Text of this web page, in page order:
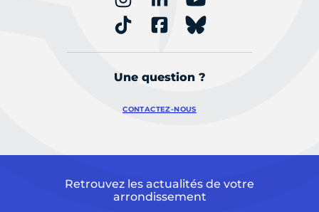
Une question ?
CONTACTEZ-NOUS
Retrouvez les actualités de votre
arrondissement